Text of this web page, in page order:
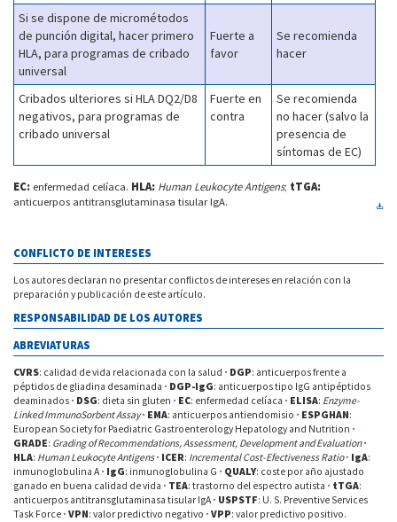
EC: enfermedad celíaca. HLA: Human Leukocyte Antigens; tTGA:
anticuerpos antitransglutaminasa tisular IgA.
Si se dispone de micrométodos
de punción digital, hacer primero
HLA, para programas de cribado
universal
Fuerte a
favor
Se recomienda
hacer
Cribados ulteriores si HLA DQ2/D8
negativos, para programas de
cribado universal
Fuerte en
contra
Se recomienda
no hacer (salvo la
presencia de
síntomas de EC)
CONFLICTO DE INTERESES
Los autores declaran no presentar conflictos de intereses en relación con la
preparación y publicación de este artículo.
RESPONSABILIDAD DE LOS AUTORES
ABREVIATURAS
CVRS: calidad de vida relacionada con la salud · DGP: anticuerpos frente a
péptidos de gliadina desaminada · DGP-IgG: anticuerpos tipo IgG antipéptidos
deaminados · DSG: dieta sin gluten · EC: enfermedad celíaca · ELISA: Enzyme-
Linked ImmunoSorbent Assay · EMA: anticuerpos antiendomisio · ESPGHAN:
European Society for Paediatric Gastroenterology Hepatology and Nutrition ·
GRADE: Grading of Recommendations, Assessment, Development and Evaluation ·
HLA: Human Leukocyte Antigens · ICER: Incremental Cost-Efectiveness Ratio · IgA:
inmunoglobulina A· IgG: inmunoglobulina G · QUALY: coste por año ajustado
ganado en buena calidad de vida · TEA: trastorno del espectro autista · tTGA:
anticuerpos antitransglutaminasa tisular IgA· USPSTF: U. S. Preventive Services
Task Force · VPN: valor predictivo negativo · VPP: valor predictivo positivo.